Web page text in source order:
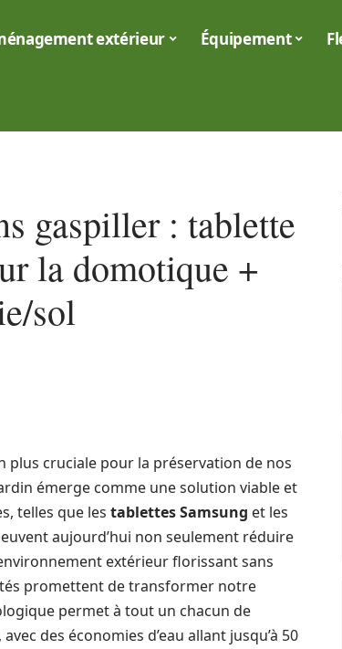
extérieur Équipement
gaspiller : tablette
la domotique +
sol
plus cruciale pour la préservation de nos
émerge comme une solution viable et
telles que les tablettes Samsung et les
aujourd’hui non seulement réduire
extérieur florissant sans
promettent de transformer notre
permet à tout un chacun de
des économies d’eau allant jusqu’à 50